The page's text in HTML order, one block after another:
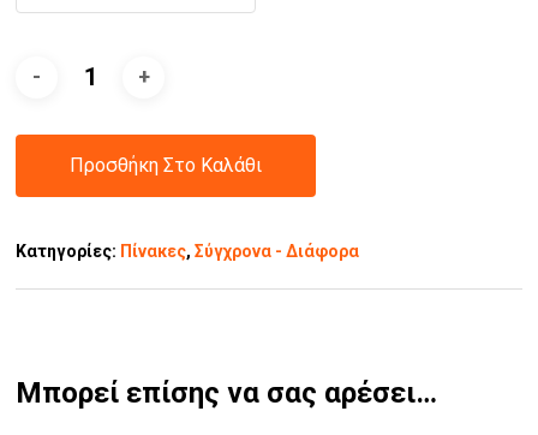
Προσθήκη Στο Καλάθι
Κατηγορίες: Πίνακες,Σύγχρονα - Διάφορα
Μπορεί επίσης να σας αρέσει…